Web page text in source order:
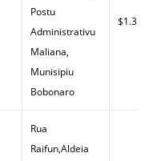
Postu
Administrativu
Maliana,
Munisipiu
Bobonaro
$1.35
Rua
Raifun,Aldeia